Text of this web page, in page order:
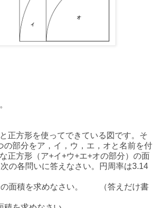
正方形を使ってできている図です。そ
の部分をア，イ，ウ，エ，オと名前を付
正方形（ア+イ+ウ+エ+オの部分）の面
の各問いに答えなさい。円周率は3.14
の面積を求めなさい。 （答えだけ書